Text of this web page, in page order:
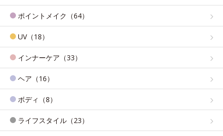
ポイントメイク（64）
UV（18）
インナーケア（33）
ヘア（16）
ボディ（8）
ライフスタイル（23）